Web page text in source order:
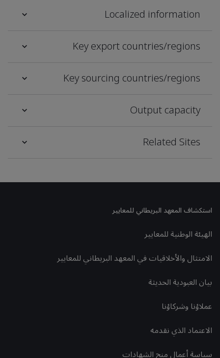
Localized information
Key export countries/regions
Key sourcing countries/regions
Output capacity
Related Sites
استكشاف المعهد البريطاني للمعايير
الهيئة الوطنية للمعايير
الامتثال والأخلاقيات في المعهد البريطاني للمعايير
بيان العبودية الحديثة
عملاؤنا وشركاؤنا
الاعتماد الذي نقدمه
سياسة أعمال منح الشهادات